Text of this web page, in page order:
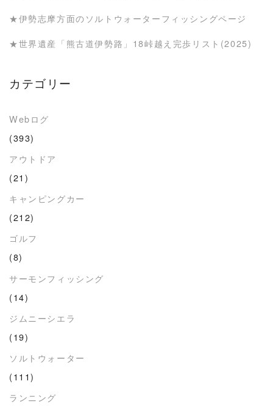
★伊勢志摩方面のソルトウォーターフィッシングページ
★世界遺産「熊古道伊勢路」18峠越え完歩リスト(2025)
カテゴリー
Webログ
(393)
アウトドア
(21)
キャンピングカー
(212)
ゴルフ
(8)
サーモンフィッシング
(14)
ジムニーシエラ
(19)
ソルトウォーター
(111)
ランニング